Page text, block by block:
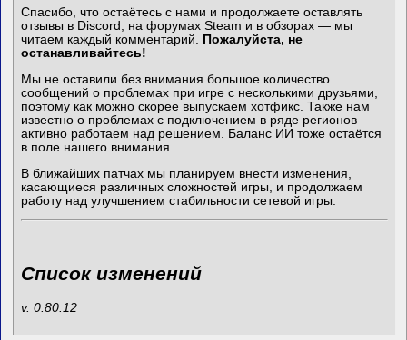
Спасибо, что остаётесь с нами и продолжаете оставлять
отзывы в Discord, на форумах Steam и в обзорах — мы
читаем каждый комментарий. Пожалуйста, не
останавливайтесь!
Мы не оставили без внимания большое количество
сообщений о проблемах при игре с несколькими друзьями,
поэтому как можно скорее выпускаем хотфикс. Также нам
известно о проблемах с подключением в ряде регионов —
активно работаем над решением. Баланс ИИ тоже остаётся
в поле нашего внимания.
В ближайших патчах мы планируем внести изменения,
касающиеся различных сложностей игры, и продолжаем
работу над улучшением стабильности сетевой игры.
Список изменений
v. 0.80.12